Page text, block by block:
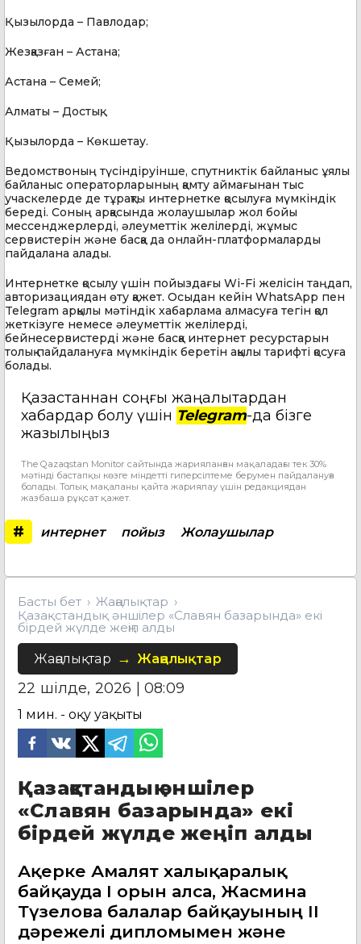
Қызылорда – Павлодар;
Жезқазған – Астана;
Астана – Семей;
Алматы – Достық;
Қызылорда – Көкшетау.
Ведомствоның түсіндіруінше, спутниктік байланыс ұялы
байланыс операторларының қамту аймағынан тыс
учаскелерде де тұрақты интернетке қосылуға мүмкіндік
береді. Соның арқасында жолаушылар жол бойы
мессенджерлерді, әлеуметтік желілерді, жұмыс
сервистерін және басқа да онлайн-платформаларды
пайдалана алады.
Интернетке қосылу үшін пойыздағы Wi-Fi желісін таңдап,
авторизациядан өту қажет. Осыдан кейін WhatsApp пен
Telegram арқылы мәтіндік хабарлама алмасуға тегін қол
жеткізуге немесе әлеуметтік желілерді,
бейнесервистерді және басқа интернет ресурстарын
толық пайдалануға мүмкіндік беретін ақылы тарифті қосуға
болады.
Қазақстаннан соңғы жаңалықтардан
хабардар болу үшін Telegram-да бізге
жазылыңыз
The Qazaqstan Monitor сайтында жарияланған мақаладағы тек 30%
мәтінді бастапқы көзге міндетті гиперсілтеме берумен пайдалануға
болады. Толық мақаланы қайта жариялау үшін редакциядан
жазбаша рұқсат қажет.
# интернет пойыз Жолаушылар
Басты бет
Жаңалықтар
Қазақстандық әншілер «Славян базарында» екі
бірдей жүлде жеңіп алды
Жаңалықтар Жаңалықтар
22 шілде, 2026 | 08:09
1 мин. - оқу уақыты
Қазақстандық әншілер
«Славян базарында» екі
бірдей жүлде жеңіп алды
Ақерке Амалят халықаралық
байқауда І орын алса, Жасмина
Түзелова балалар байқауының ІІ
дәрежелі дипломымен және